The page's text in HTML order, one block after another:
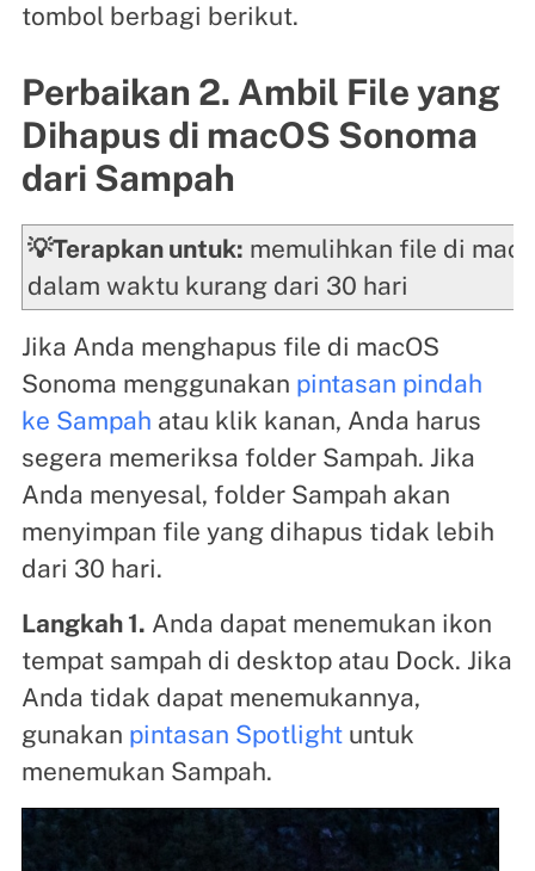
tombol berbagi berikut.
Perbaikan 2. Ambil File yang
Dihapus di macOS Sonoma
dari Sampah
💡Terapkan untuk: memulihkan file di
dalam waktu kurang dari 30 hari
Jika Anda menghapus file di macOS
Sonoma menggunakan pintasan pindah
ke Sampah atau klik kanan, Anda harus
segera memeriksa folder Sampah. Jika
Anda menyesal, folder Sampah akan
menyimpan file yang dihapus tidak lebih
dari 30 hari.
Langkah 1. Anda dapat menemukan ikon
tempat sampah di desktop atau Dock. Jika
Anda tidak dapat menemukannya,
gunakan pintasan Spotlightuntuk
menemukan Sampah.